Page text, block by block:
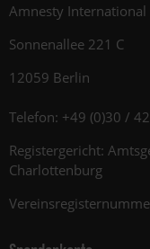
Amnesty International
Sonnenallee 221 C
12059 Berlin
Telefon: +49 (0)30 /
Registergericht:
Charlottenburg